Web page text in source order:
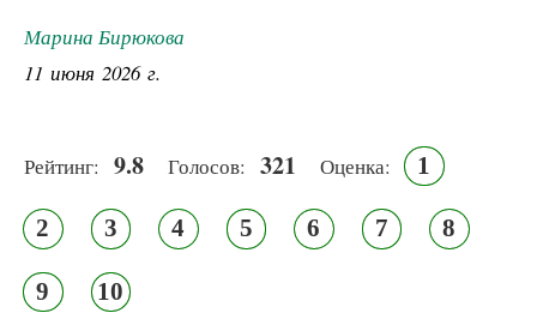
Марина Бирюкова
11 июня 2026 г.
Рейтинг: 9.8 Голосов: 321 Оценка: 1
2 3 4 5 6 7 8
9 10